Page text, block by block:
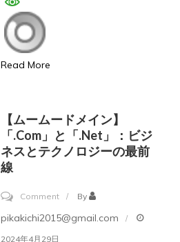
い
始
ま
に
最
Read More
【ムームードメイン】
「.com」と「.net」：ビジ
ネスとテクノロジーの最前
線
Commenton
【ム
By
pikakichi2015@gmail.com
2024年4月29日